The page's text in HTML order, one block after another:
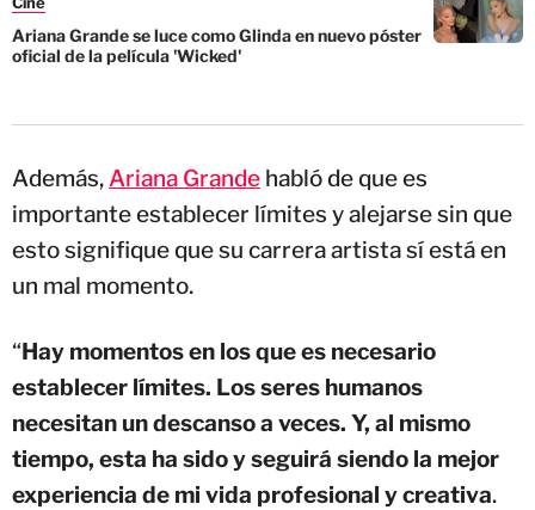
Ariana Grande se luce como Glinda en nuevo póster
oficial de la película 'Wicked'
importante establecer límites y alejarse sin que
esto signifique que su carrera artista sí está en
un mal momento.
establecer límites. Los seres humanos
necesitan un descanso a veces. Y, al mismo
tiempo, esta ha sido y seguirá siendo la mejor
experiencia de mi vida profesional y creativa.